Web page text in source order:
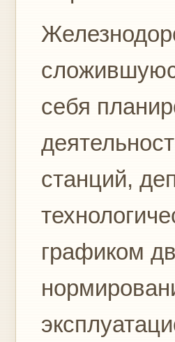
себя
станций,
графиком